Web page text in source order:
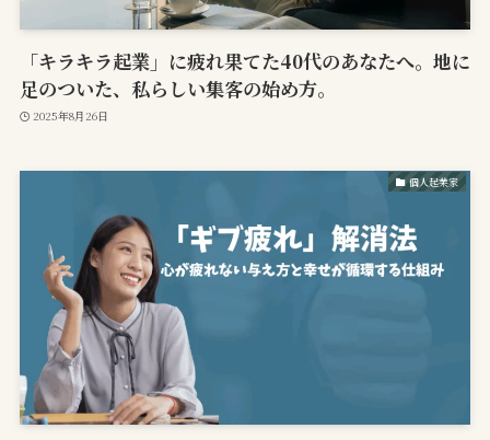
「キラキラ起業」に疲れ果てた40代のあなたへ。地に
足のついた、私らしい集客の始め方。
2025年8月26日
個人起業家